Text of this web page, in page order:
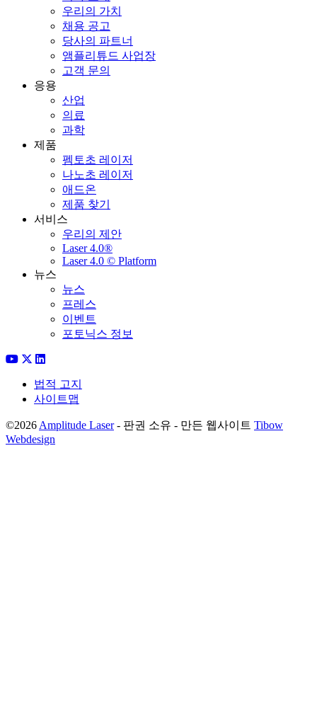
우리의 가치
채용 공고
당사의 파트너
앰플리튜드 사업장
고객 문의
응용
산업
의료
과학
제품
펨토초 레이저
나노초 레이저
애드온
제품 찾기
서비스
우리의 제안
Laser 4.0®
Laser 4.0 © Platform
뉴스
뉴스
프레스
이벤트
포토닉스 정보
법적 고지
사이트맵
©2026 Amplitude Laser- 판권 소유 - 만든 웹사이트 Tibow
Webdesign